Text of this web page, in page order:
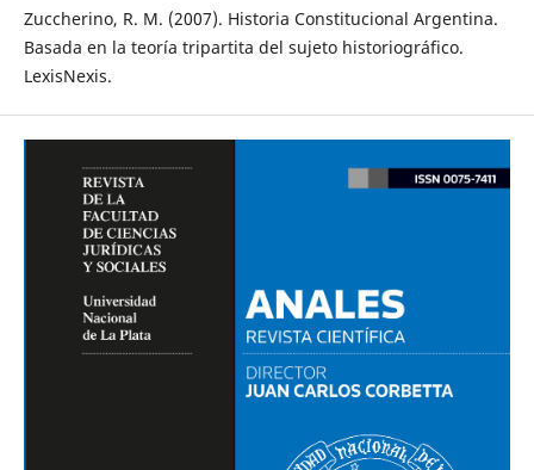
Zuccherino, R. M. (2007). Historia Constitucional Argentina.
Basada en la teoría tripartita del sujeto historiográfico.
LexisNexis.